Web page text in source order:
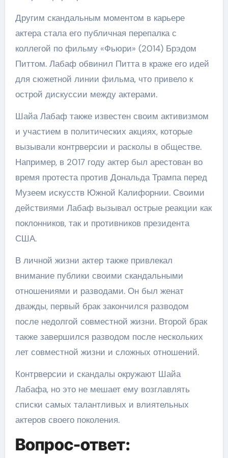
Другим скандальным моментом в карьере
актера стала его публичная перепалка с
коллегой по фильму «Фьюри» (2014) Брэдом
Питтом. Лабаф обвинил Питта в краже его идей
для сюжетной линии фильма, что привело к
острой дискуссии между актерами.
Шайа Лабаф также известен своим активизмом
и участием в политических акциях, которые
вызывали контрверсии и расколы в обществе.
Например, в 2017 году актер был арестован во
время протеста против Дональда Трампа перед
Музеем искусств Южной Калифорнии. Своими
действиями Лабаф вызывал острые реакции как
поклонников, так и противников президента
США.
В личной жизни актер также привлекал
внимание публики своими скандальными
отношениями и разводами. Он был женат
дважды, первый брак закончился разводом
после недолгой совместной жизни. Второй брак
также завершился разводом после нескольких
лет совместной жизни и сложных отношений.
Контрверсии и скандалы окружают Шайа
Лабафа, но это не мешает ему возглавлять
списки самых талантливых и влиятельных
актеров своего поколения.
Вопрос-ответ: